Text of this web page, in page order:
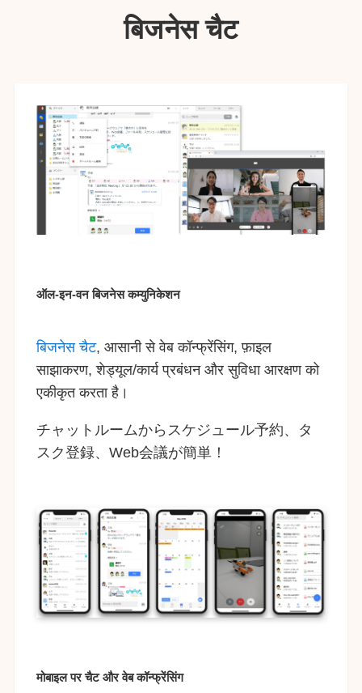
बिजनेस चैट
ऑल-इन-वन बिजनेस कम्युनिकेशन
बिजनेस चैट, आसानी से वेब कॉन्फ्रेंसिंग, फ़ाइल
साझाकरण, शेड्यूल/कार्य प्रबंधन और सुविधा आरक्षण को
एकीकृत करता है।
チャットルームからスケジュール予約、タ
スク登録、Web会議が簡単！
मोबाइल पर चैट और वेब कॉन्फ्रेंसिंग